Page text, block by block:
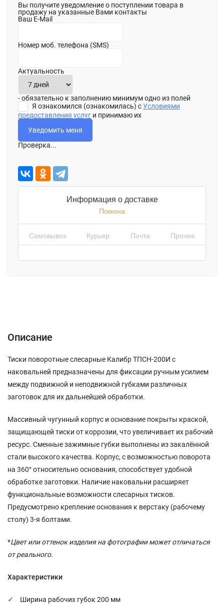
Вы получите уведомление о поступлении товара в
продажу на указанные Вами контакты
Ваш E-Mail
Номер моб. телефона (SMS)
Актуальность
- обязательно к заполнению минимум одно из полей
Я ознакомился (ознакомилась) сУсловиями
предоставления услуг и принимаю их
Проверка...
Информация о доставке
Помона
Самовывоз Курьер Почта Прочее
Описание
Тиски поворотные слесарные Калибр ТПСН-200И с
наковальней предназначены для фиксации ручным усилием
между подвижной и неподвижной губками различных
заготовок для их дальнейшей обработки.
Массивный чугунный корпус и основание покрыты краской,
защищающей тиски от коррозии, что увеличивает их рабочий
ресурс. Сменные зажимные губки выполнены из закалённой
стали высокого качества. Корпус, с возможностью поворота
на 360° относительно основания, способствует удобной
обработке заготовки. Наличие наковальни расширяет
функциональные возможности слесарных тисков.
Предусмотрено крепление основания к верстаку (рабочему
столу) 3-я болтами.
*Цвет или оттенок изделия на фотографии может отличаться
от реального.
Характеристики
Ширина рабочих губок 200 мм